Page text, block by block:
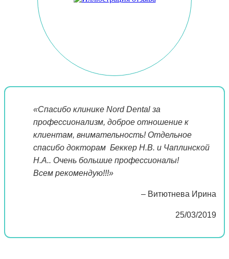
«Спасибо клинике Nord Dental за
профессионализм, доброе отношение к
клиентам, внимательность! Отдельное
спасибо докторам Беккер Н.В. и Чаплинской
Н.А.. Очень большие профессионалы!
Всем рекомендую!!!»
– Витютнева Ирина
25/03/2019